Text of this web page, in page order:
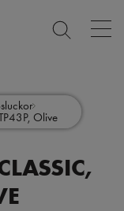
Olive